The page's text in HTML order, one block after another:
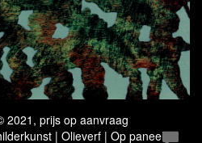
2021, prijs op aanvraag
| Olieverf | Op paneel